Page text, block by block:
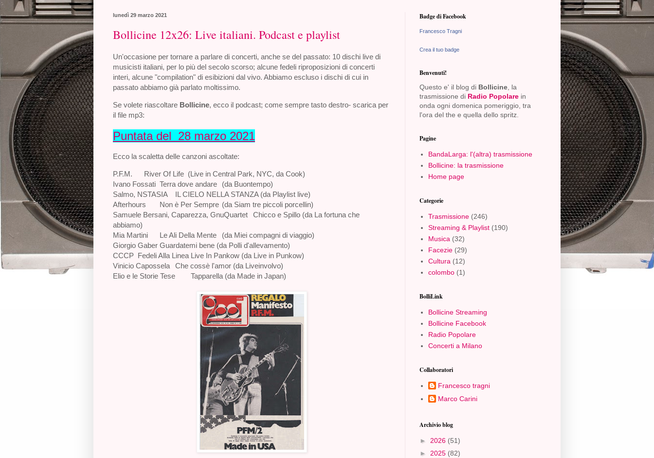
lunedì 29 marzo 2021
Bollicine 12x26: Live italiani. Podcast e playlist
Un'occasione per tornare a parlare di concerti, anche se del passato: 10 dischi live di
musicisti italiani, per lo più del secolo scorso; alcune fedeli riproposizioni di concerti
interi, alcune "compilation" di esibizioni dal vivo. Abbiamo escluso i dischi di cui in
passato abbiamo già parlato moltissimo.
Se volete riascoltare Bollicine, ecco il podcast; come sempre tasto destro- scarica per
il file mp3:
Puntata del 28 marzo 2021
Ecco la scaletta delle canzoni ascoltate:
P.F.M.
River Of Life (Live in Central Park, NYC, da Cook)
Ivano Fossati Terra dove andare
(da Buontempo)
Salmo, NSTASIA
IL CIELO NELLA STANZA (da Playlist live)
Afterhours
Non è Per Sempre (da Siam tre piccoli porcellin)
Samuele Bersani, Caparezza, GnuQuartet
Chicco e Spillo (da La fortuna che
abbiamo)
Mia Martini
Le Ali Della Mente
(da Miei compagni di viaggio)
Giorgio Gaber Guardatemi bene (da Polli d'allevamento)
CCCP Fedeli Alla Linea Live In Pankow (da Live in Punkow)
Vinicio Capossela
Che cossè l'amor (da Liveinvolvo)
Elio e le Storie Tese
Tapparella (da Made in Japan)
Badge di Facebook
Francesco Tragni
Crea il tuo badge
Benvenuti!
Questo e' il blog di Bollicine , la
trasmissione di Radio Popolare in
onda ogni domenica pomeriggio, tra
l'ora del the e quella dello spritz.
Pagine
BandaLarga: l'(altra) trasmissione
Bollicine: la trasmissione
Home page
Categorie
Trasmissione (246)
Streaming & Playlist (190)
Musica (32)
Facezie (29)
Cultura (12)
colombo (1)
BolliLink
Bollicine Streaming
Bollicine Facebook
Radio Popolare
Concerti a Milano
Collaboratori
Francesco tragni
Marco Carini
Archivio blog
► 2026 (51)
► 2025 (82)